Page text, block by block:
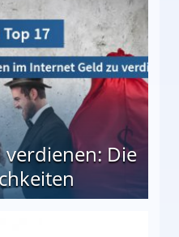
Die